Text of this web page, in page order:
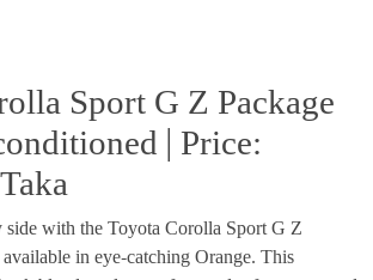
Sport G Z Package
| Price:
side with the Toyota Corolla Sport G Z
in eye-catching Orange. This